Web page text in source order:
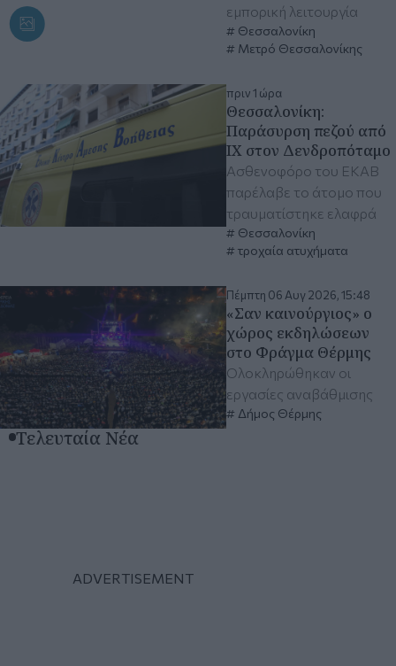
εμπορική λειτουργία
Θεσσαλονίκη
Μετρό Θεσσαλονίκης
πριν 1 ώρα
Θεσσαλονίκη:
Παράσυρση πεζού από
ΙΧ στον Δενδροπόταμο
Ασθενοφόρο του ΕΚΑΒ
παρέλαβε το άτομο που
τραυματίστηκε ελαφρά
Θεσσαλονίκη
τροχαία ατυχήματα
Πέμπτη 06 Αυγ 2026, 15:48
«Σαν καινούργιος» ο
χώρος εκδηλώσεων
στο Φράγμα Θέρμης
Ολοκληρώθηκαν οι
εργασίες αναβάθμισης
Δήμος Θέρμης
Τελευταία Νέα